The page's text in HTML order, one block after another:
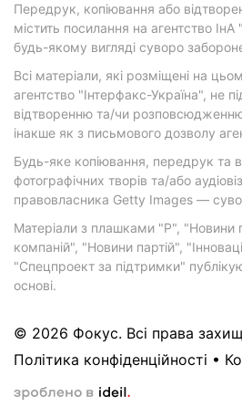
Передрук, копіювання або
містить посилання на агентство ІнА
будь-якому вигляді суворо
Всі матеріали, які розміщені на
агентство "Інтерфакс-Україна", не
відтворенню та/чи
інакше як з письмового дозволу
Будь-яке копіювання, передрук та
фотографічних творів та/або
правовласника Getty Images —
Матеріали з плашками "Р", "Новини
компаній", "Новини партій",
"Спецпроект за підтримки"
основі.
© 2026 Фокус. Всі права
Політика конфіденційності •